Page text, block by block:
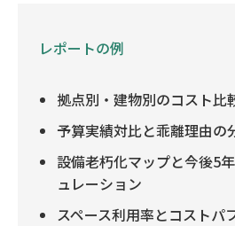
レポートの例
拠点別・建物別のコスト比
予算実績対比と乖離理由の
設備老朽化マップと今後5
ュレーション
スペース利用率とコストパ